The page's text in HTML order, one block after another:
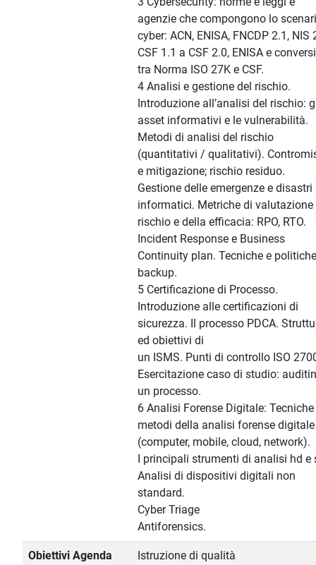
agenzie che compongono lo
cyber: ACN, ENISA, FNCDP 2.1, NIS
CSF 1.1 a CSF 2.0, ENISA e
tra Norma ISO 27K e CSF.
4 Analisi e gestione del rischio.
Introduzione all’analisi del rischio:
asset informativi e le vulnerabilità.
Metodi di analisi del rischio
(quantitativi / qualitativi).
e mitigazione; rischio residuo.
Gestione delle emergenze e disastri
informatici. Metriche di valutazione
rischio e della efficacia: RPO, RTO.
Incident Response e Business
Continuity plan. Tecniche e
backup.
5 Certificazione di Processo.
Introduzione alle certificazioni di
sicurezza. Il processo PDCA.
ed obiettivi di
un ISMS. Punti di controllo ISO
Esercitazione caso di studio:
un processo.
6 Analisi Forense Digitale: Tecniche
metodi della analisi forense digitale
(computer, mobile, cloud, network).
I principali strumenti di analisi hd e
Analisi di dispositivi digitali non
standard.
Cyber Triage
Antiforensics.
Obiettivi Agenda
Istruzione di qualità